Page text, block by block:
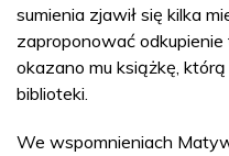
sumienia zjawił się kilka
zaproponować
okazano mu książkę,
biblioteki.
We wspomnieniach